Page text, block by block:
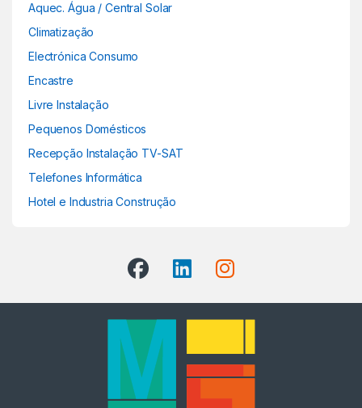
Aquec. Água / Central Solar
Climatização
Electrónica Consumo
Encastre
Livre Instalação
Pequenos Domésticos
Recepção Instalação TV-SAT
Telefones Informática
Hotel e Industria Construção